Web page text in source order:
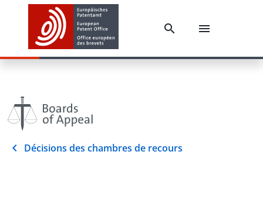
Décisions des chambres de recours